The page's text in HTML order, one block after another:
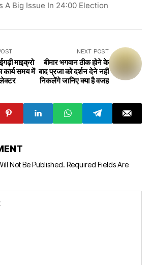
A Big Issue In 24:00 Election
माइक्रो
कार्य समय में
NEXT POST
बीमार भगवान ठीक होने के
बाद प्रजा को दर्शन देने नहीं
निकलेंगे जानिए क्या है वजह
Not Be Published. Required Fields Are